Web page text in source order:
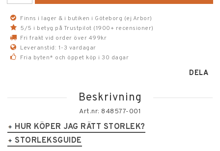
Finns i lager & i butiken i Göteborg (ej Arbor)
5/5 i betyg på Trustpilot (1900+ recensioner)
Fri frakt vid order över 499kr
Leveranstid: 1-3 vardagar
Fria byten* och öppet köp i 30 dagar
DELA
Beskrivning
Art.nr: 848577-001
HUR KÖPER JAG RÄTT STORLEK?
Centimetermåttet på bootsen motsvarar ej
STORLEKSGUIDE